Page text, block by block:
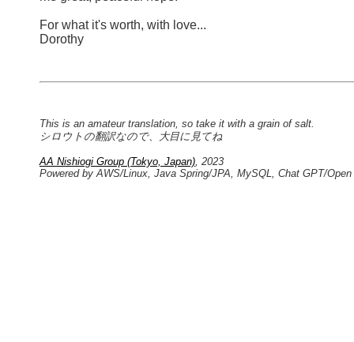
For what it's worth, with love...
Dorothy
This is an amateur translation, so take it with a grain of salt.
シロウトの翻訳なので、大目に見てね
AA Nishiogi Group (Tokyo, Japan), 2023
Powered by AWS/Linux, Java Spring/JPA, MySQL, Chat GPT/